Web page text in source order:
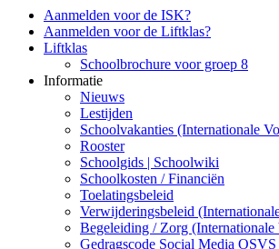
Aanmelden voor de ISK?
Aanmelden voor de Liftklas?
Liftklas
Schoolbrochure voor groep 8
Informatie
Nieuws
Lestijden
Schoolvakanties (Internationale
Rooster
Schoolgids | Schoolwiki
Schoolkosten / Financiën
Toelatingsbeleid
Verwijderingsbeleid
Begeleiding / Zorg (Internationale
Gedragscode Social Media OSVS